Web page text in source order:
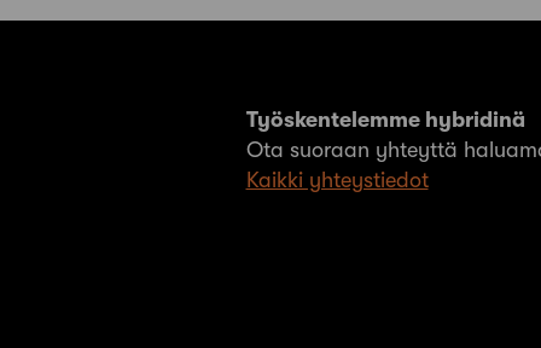
Työskentelemme hybridinä
Ota suoraan yhteyttä
Kaikki yhteystiedot